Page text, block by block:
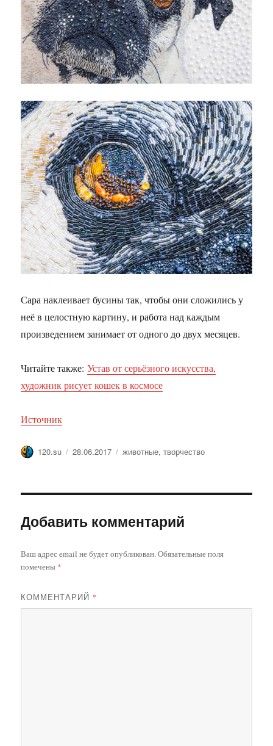
Сара наклеивает бусины так, чтобы они сложились у
неё в целостную картину, и работа над каждым
произведением занимает от одного до двух месяцев.
Читайте также:Устав от серьёзного искусства,
художник рисует кошек в космосе
Источник
Автор
120.su Опубликовано
28.06.2017 Метки
животные,творчество
Добавить комментарий
Ваш адрес email не будет опубликован.Обязательные поля
помечены *
КОММЕНТАРИЙ *